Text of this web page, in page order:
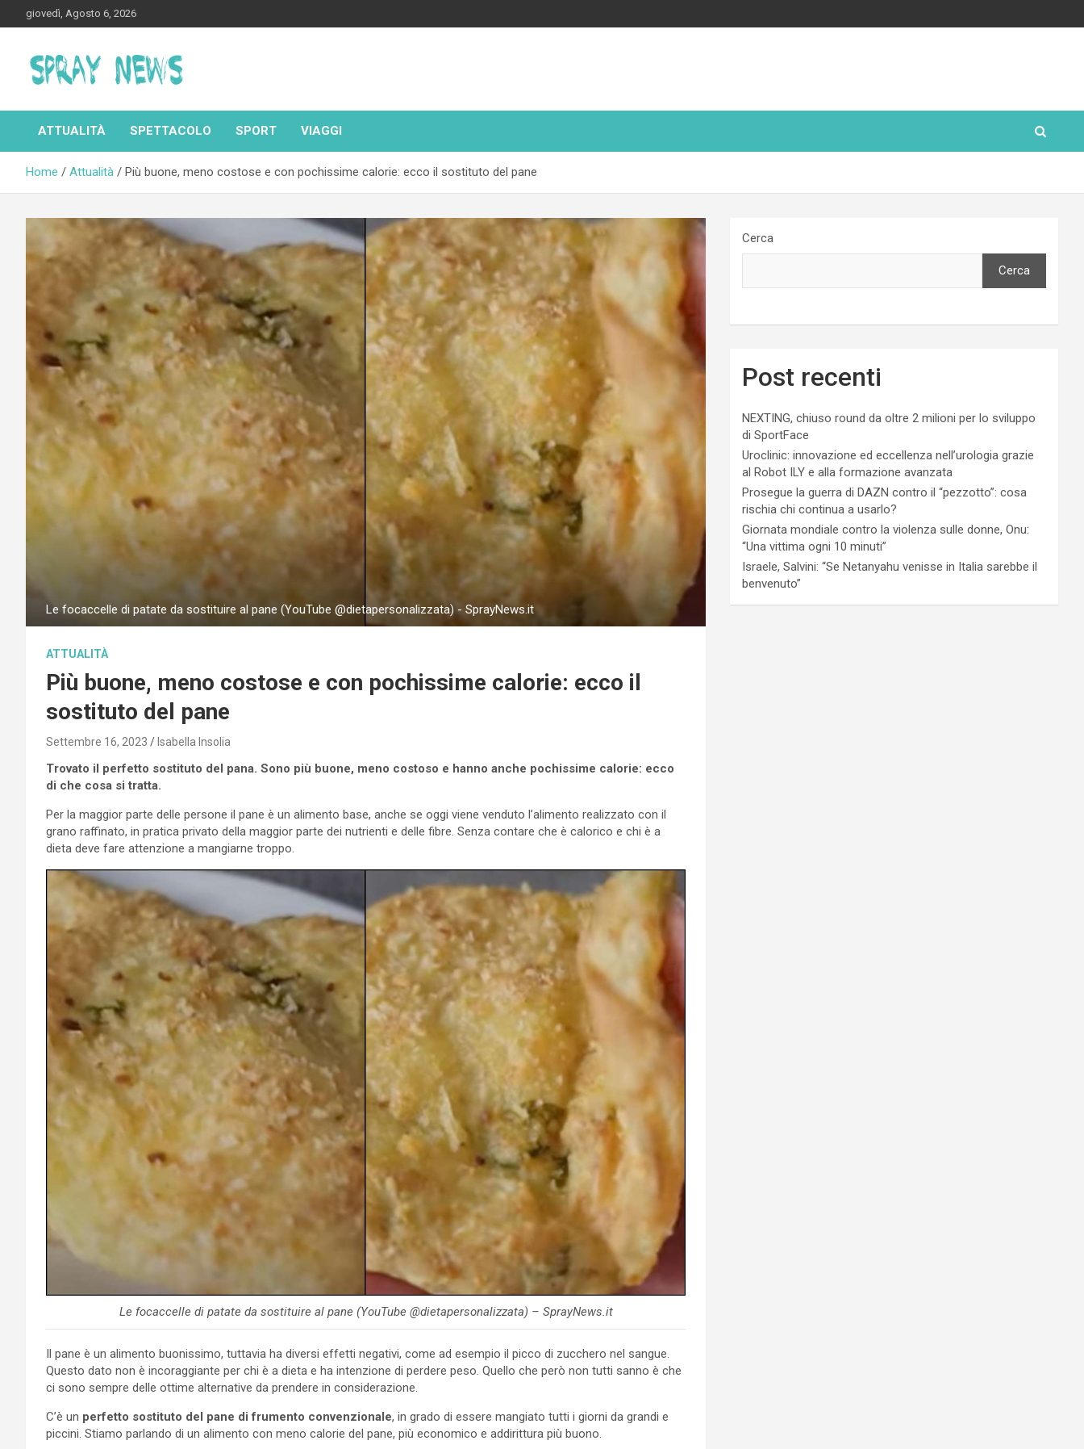
to
giovedì, Agosto 6, 2026
Spraynews.it
ATTUALITÀ SPETTACOLO SPORT VIAGGI
Home Attualità Più buone, meno costose e con pochissime calorie: ecco il sostituto del pane
Le focaccelle di patate da sostituire al pane (YouTube @dietapersonalizzata) - SprayNews.it
ATTUALITÀ
Più buone, meno costose e con pochissime calorie: ecco il
sostituto del pane
Settembre 16, 2023 Isabella Insolia
Trovato il perfetto sostituto del pana. Sono più buone, meno costoso e hanno anche pochissime calorie: ecco
di che cosa si tratta.
Per la maggior parte delle persone il pane è un alimento base, anche se oggi viene venduto l’alimento realizzato con il
grano raffinato, in pratica privato della maggior parte dei nutrienti e delle fibre. Senza contare che è calorico e chi è a
dieta deve fare attenzione a mangiarne troppo.
Le focaccelle di patate da sostituire al pane (YouTube @dietapersonalizzata) – SprayNews.it
Il pane è un alimento buonissimo, tuttavia ha diversi effetti negativi, come ad esempio il picco di zucchero nel sangue.
Questo dato non è incoraggiante per chi è a dieta e ha intenzione di perdere peso. Quello che però non tutti sanno è che
ci sono sempre delle ottime alternative da prendere in considerazione.
C’è un perfetto sostituto del pane di frumento convenzionale, in grado di essere mangiato tutti i giorni da grandi e
piccini. Stiamo parlando di un alimento con meno calorie del pane, più economico e addirittura più buono.
Cerca
Cerca
Post recenti
NEXTING, chiuso round da oltre 2 milioni per lo sviluppo
di SportFace
Uroclinic: innovazione ed eccellenza nell’urologia grazie
al Robot ILY e alla formazione avanzata
Prosegue la guerra di DAZN contro il “pezzotto”: cosa
rischia chi continua a usarlo?
Giornata mondiale contro la violenza sulle donne, Onu:
“Una vittima ogni 10 minuti”
Israele, Salvini: “Se Netanyahu venisse in Italia sarebbe il
benvenuto”